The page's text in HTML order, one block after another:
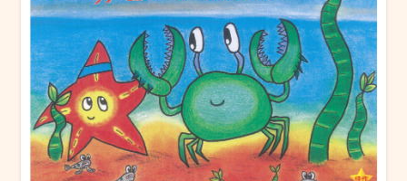
閱讀 ▶Pdf電子書《活影國》